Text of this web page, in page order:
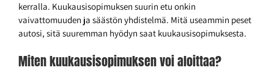
kerralla. Kuukausisopimuksen suurin etu onkin
vaivattomuuden ja säästön yhdistelmä. Mitä useammin peset
autosi, sitä suuremman hyödyn saat kuukausisopimuksesta.
Miten kuukausisopimuksen voi aloittaa?